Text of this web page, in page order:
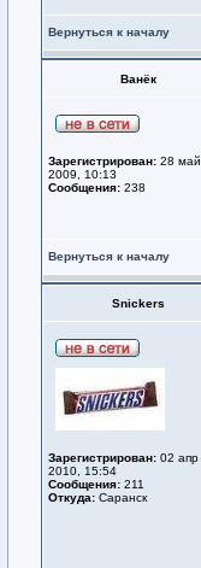
Вернуться к началу
Ванёк
Зарегистрирован: 28 май
2009, 10:13
Сообщения: 238
Вернуться к началу
Snickers
Зарегистрирован: 02 апр
2010, 15:54
Сообщения: 211
Откуда: Саранск